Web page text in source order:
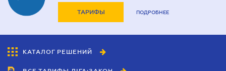
ТАРИФЫ ПОДРОБНЕЕ
КАТАЛОГ РЕШЕНИЙ